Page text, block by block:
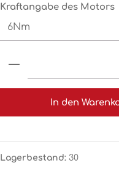
Kraftangabe des Motors
Produkt Anzahl: Gib
In den
Lagerbestand: 30